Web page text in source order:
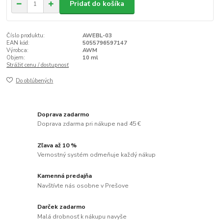
Pridať do košíka
Číslo produktu:
AWEBL-03
EAN kód:
5055796597147
Výrobca:
AWM
Objem:
10 ml
Strážiť cenu / dostupnosť
Do obľúbených
Doprava zadarmo
Doprava zdarma pri nákupe nad 45 €
Zľava až 10 %
Vernostný systém odmeňuje každý nákup
Kamenná predajňa
Navštívte nás osobne v Prešove
Darček zadarmo
Malá drobnosť k nákupu navyše